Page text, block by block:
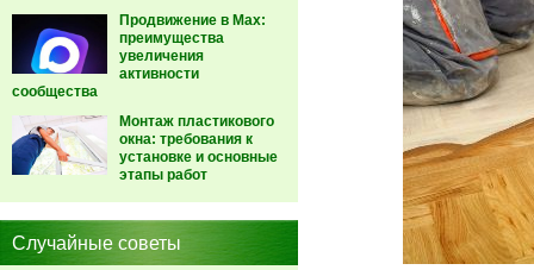
Продвижение в Max:
преимущества
увеличения
активности
сообщества
Монтаж пластикового
окна: требования к
установке и основные
этапы работ
Случайные советы